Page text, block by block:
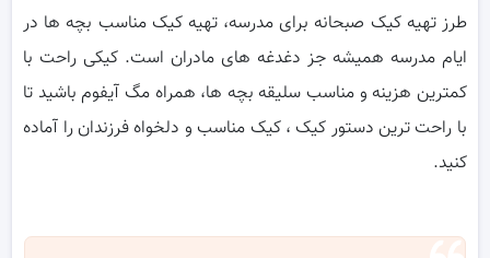
طرز تهیه کیک صبحانه برای مدرسه، تهیه کیک مناسب بچه ها در
ایام مدرسه همیشه جز دغدغه های مادران است. کیکی راحت با
کمترین هزینه و مناسب سلیقه بچه ها، همراه مگ آیفوم باشید تا
با راحت ترین دستور کیک ، کیک مناسب و دلخواه فرزندان را آماده
کنید.